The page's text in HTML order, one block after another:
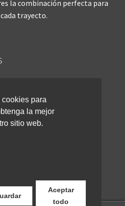
la combinación perfecta para
trayecto.
para
la mejor
sitio web.
Aceptar
todo